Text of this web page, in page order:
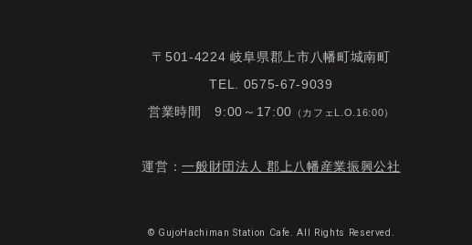
〒501-4224 岐阜県郡上市八幡町城南町
TEL. 0575-67-9039
営業時間 9:00～17:00 （カフェL.O.16:00）
運営：一般財団法人 郡上八幡産業振興公社
© GujoHachiman Station Cafe. All Rights Reserved.